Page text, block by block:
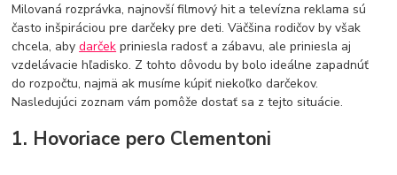
L.O.L. Surprise domčeky
L.O.L. Surprise postavičky
L.O.L. Surprise zberateľské figúrky
L.O.L. OMG L.O.L. OMG Bábiky
Milovaná rozprávka, najnovší filmový hit a televízna reklama sú
často inšpiráciou pre darčeky pre deti. Väčšina rodičov by však
chcela, abydarček priniesla radosť a zábavu, ale priniesla aj
vzdelávacie hľadisko. Z tohto dôvodu by bolo ideálne zapadnúť
do rozpočtu, najmä ak musíme kúpiť niekoľko darčekov.
Nasledujúci zoznam vám pomôže dostať sa z tejto situácie.
1. Hovoriace pero Clementoni